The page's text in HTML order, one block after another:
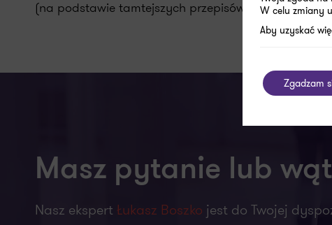
(na podstawie tamtejszych przepisów), wymagane
Masz pytanie lub
Nasz ekspert Łukasz Boszko jest do Twojej
W celu zmiany
Aby uzyskać
Zgadzam